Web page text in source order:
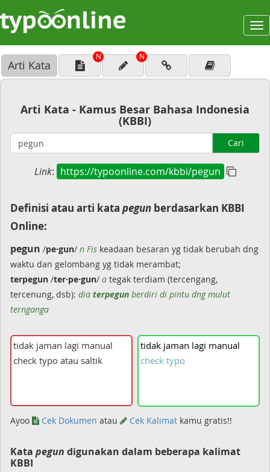
Arti Kata
N N
Arti Kata - Kamus Besar Bahasa Indonesia
(KBBI)
Cari
Link: https://typoonline.com/kbbi/pegun
Definisi atau arti kata pegun berdasarkan KBBI
Online:
pegun /pe·gun/ n Fis keadaan besaran yg tidak berubah dng
waktu dan gelombang yg tidak merambat;
terpegun /ter·pe·gun/ a tegak terdiam (tercengang,
tercenung, dsb): dia terpegun berdiri di pintu dng mulut
ternganga
tidak jaman lagi manual
check typo
Ayoo Cek Dokumen atau Cek Kalimat kamu gratis!!
Kata pegun digunakan dalam beberapa kalimat
KBBI